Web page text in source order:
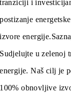
tranziciji i
postizanje
izvore energije.
Sudjelujte u zelenoj
energije. Naš cilj je
100% obnovljive